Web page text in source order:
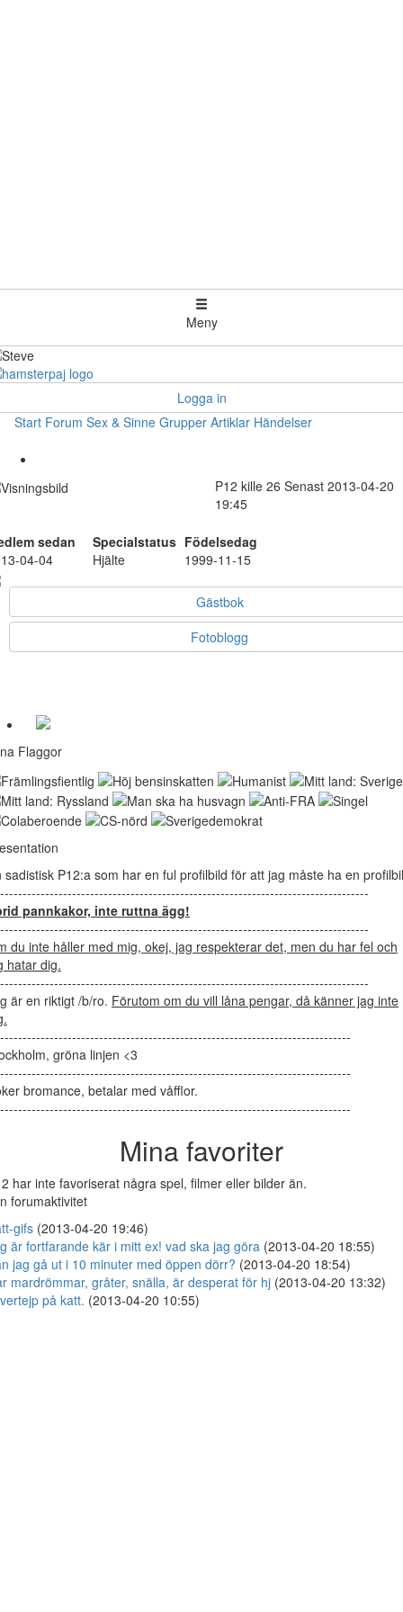
Meny
Logga in
Start Forum Sex & Sinne Grupper Artiklar Händelser
P12 kille 26 Senast 2013-04-20
19:45
sedan Specialstatus Födelsedag
04-04
Hjälte 1999-11-15
Gästbok
Fotoblogg
Flaggor
sadistisk P12:a som har en ful profilbild för att jag måste ha en
pannkakor, inte ruttna ägg!
du inte håller med mig, okej, jag respekterar det, men du har fel och
hatar dig.
är en riktigt /b/ro. Förutom om du vill låna pengar, då känner jag inte
gröna linjen <3
bromance, betalar med våfflor.
Mina favoriter
har inte favoriserat några spel, filmer eller bilder än.
forumaktivitet
gifs (2013-04-20 19:46)
är fortfarande kär i mitt ex! vad ska jag göra (2013-04-20 18:55)
jag gå ut i 10 minuter med öppen dörr? (2013-04-20 18:54)
mardrömmar, gråter, snälla, är desperat för hj (2013-04-20 13:32)
på katt. (2013-04-20 10:55)